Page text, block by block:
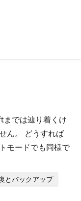
では辿り着くけ
ん。 どうすれば
モードでも同様で
バックアップ